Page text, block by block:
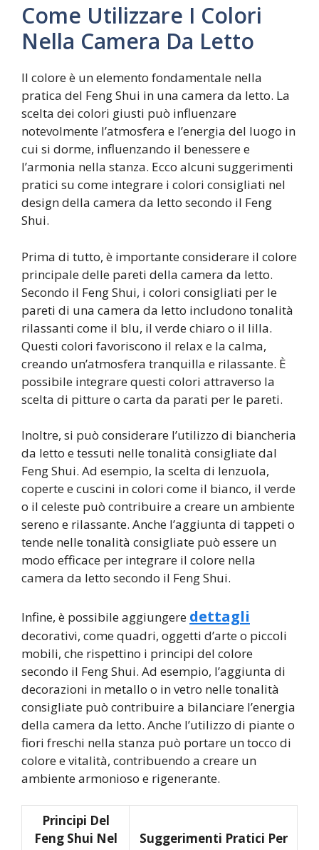
Come Utilizzare I Colori
Nella Camera Da Letto
Il colore è un elemento fondamentale nella
pratica del Feng Shui in una camera da letto. La
scelta dei colori giusti può influenzare
notevolmente l’atmosfera e l’energia del luogo in
cui si dorme, influenzando il benessere e
l’armonia nella stanza. Ecco alcuni suggerimenti
pratici su come integrare i colori consigliati nel
design della camera da letto secondo il Feng
Shui.
Prima di tutto, è importante considerare il colore
principale delle pareti della camera da letto.
Secondo il Feng Shui, i colori consigliati per le
pareti di una camera da letto includono tonalità
rilassanti come il blu, il verde chiaro o il lilla.
Questi colori favoriscono il relax e la calma,
creando un’atmosfera tranquilla e rilassante. È
possibile integrare questi colori attraverso la
scelta di pitture o carta da parati per le pareti.
Inoltre, si può considerare l’utilizzo di biancheria
da letto e tessuti nelle tonalità consigliate dal
Feng Shui. Ad esempio, la scelta di lenzuola,
coperte e cuscini in colori come il bianco, il verde
o il celeste può contribuire a creare un ambiente
sereno e rilassante. Anche l’aggiunta di tappeti o
tende nelle tonalità consigliate può essere un
modo efficace per integrare il colore nella
camera da letto secondo il Feng Shui.
Infine, è possibile aggiungere dettagli
decorativi, come quadri, oggetti d’arte o piccoli
mobili, che rispettino i principi del colore
secondo il Feng Shui. Ad esempio, l’aggiunta di
decorazioni in metallo o in vetro nelle tonalità
consigliate può contribuire a bilanciare l’energia
della camera da letto. Anche l’utilizzo di piante o
fiori freschi nella stanza può portare un tocco di
colore e vitalità, contribuendo a creare un
ambiente armonioso e rigenerante.
Principi Del
Feng Shui Nel
Suggerimenti Pratici Per